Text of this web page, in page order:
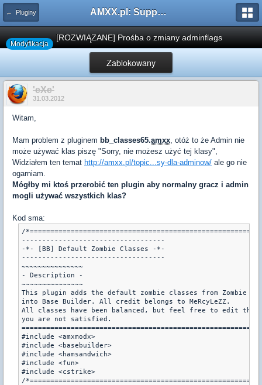
← Pluginy AMXX.pl: Support AMX Mod X i SourceMod
Modyfikacja
[ROZWIĄZANE] Prośba o zmiany adminflags
Zablokowany
'eXe'
31.03.2012
Witam,
Mam problem z pluginem bb_classes65.amxx, otóż to że Admin nie
może używać klas piszę "Sorry, nie możesz użyć tej klasy",
Widziałem ten temat http://amxx.pl/topic...sy-dla-adminow/ ale go nie
ogarniam.
Mógłby mi ktoś przerobić ten plugin aby normalny gracz i admin
mogli używać wszystkich klas?
Kod sma:
/
-----------------------------------
-*- [BB] Default Zombie Classes -*-
-----------------------------------
~~~~~~~~~~~~~~~
- Description -
~~~~~~~~~~~~~~~
This plugin adds the default zombie classes from Zombie
into Base Builder. All credit belongs to MeRcyLeZZ.
All classes have been balanced, but feel free to edit
you are not satisfied.
#include <amxmodx>
#include <basebuilder>
#include <hamsandwich>
#include <fun>
#include <cstrike>
/